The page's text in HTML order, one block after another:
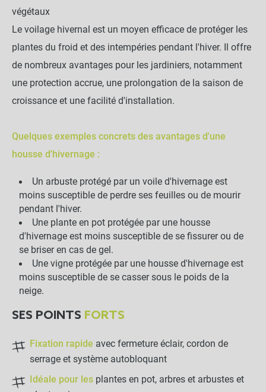
végétaux
Le voilage hivernal est un moyen efficace de protéger les
plantes du froid et des intempéries pendant l'hiver. Il offre
de nombreux avantages pour les jardiniers, notamment
une protection accrue, une prolongation de la saison de
croissance et une facilité d'installation.
Quelques exemples concrets des avantages d'une
housse d'hivernage :
Un arbuste protégé par un voile d'hivernage est
moins susceptible de perdre ses feuilles ou de mourir
pendant l'hiver.
Une plante en pot protégée par une housse
d'hivernage est moins susceptible de se fissurer ou de
se briser en cas de gel.
Une vigne protégée par une housse d'hivernage est
moins susceptible de se casser sous le poids de la
neige.
SES POINTS FORTS
Fixation rapide avec fermeture éclair, cordon de
serrage et système autobloquant
Idéale pour les plantes en pot, arbres et arbustes et